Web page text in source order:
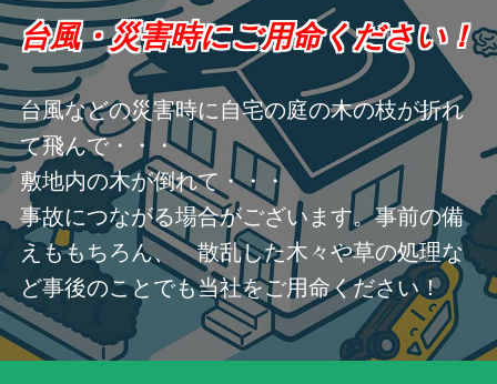
台風・災害時にご用命ください！
台風などの災害時に自宅の庭の木の枝が折れ
て飛んで・・・
敷地内の木が倒れて・・・
事故につながる場合がございます。事前の備
えももちろん、 散乱した木々や草の処理な
ど事後のことでも当社をご用命ください！